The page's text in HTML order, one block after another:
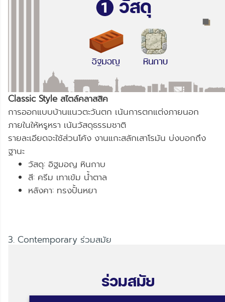
Classic Style สไตล์คลาสสิค
การออกแบบบ้านแนวตะวันตก เน้นการตกแต่งภายนอก
ภายในให้หรูหรา เน้นวัสดุธรรมชาติ
รายละเอียดจะใช้ส่วนโค้ง งานแกะสลักเสาโรมัน บ่งบอกถึง
ฐานะ
วัสดุ: อิฐมอญ หินกาบ
สี: ครีม เทาเข้ม น้ำตาล
หลังคา: ทรงปั้นหยา
3. Contemporary ร่วมสมัย